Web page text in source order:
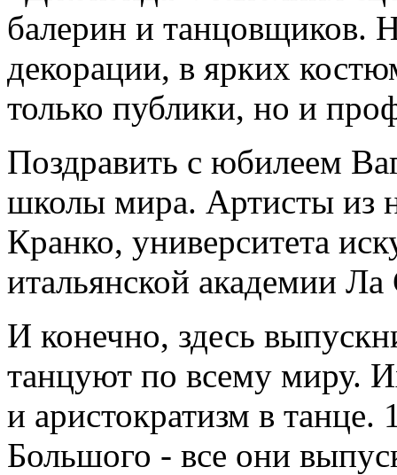
балерин и танцовщиков.
декорации, в ярких
только публики, но и
Поздравить с юбилеем
школы мира. Артисты из
Кранко, университета
итальянской академии Ла
И конечно, здесь
танцуют по всему миру.
и аристократизм в
Большого - все они